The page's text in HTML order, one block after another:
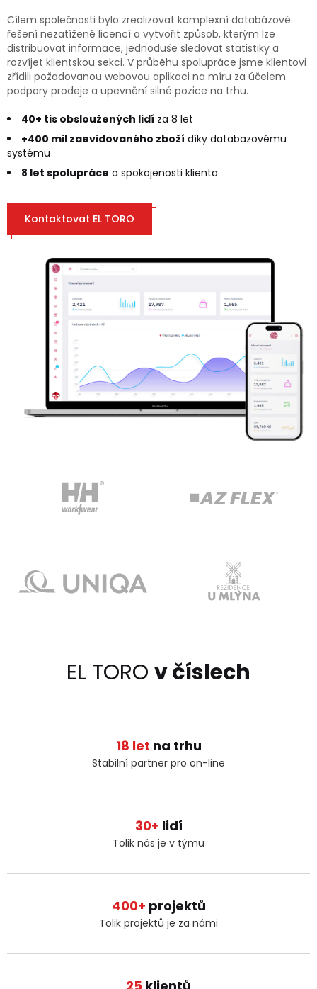
Cílem společnosti bylo zrealizovat komplexní databázové
řešení nezatížené licencí a vytvořit způsob, kterým lze
distribuovat informace, jednoduše sledovat statistiky a
rozvíjet klientskou sekci. V průběhu spolupráce jsme klientovi
zřídili požadovanou webovou aplikaci na míru za účelem
podpory prodeje a upevnění silné pozice na trhu.
40+ tis obsloužených lidí za 8 let
+400 mil zaevidovaného zboží díky databazovému
systému
8 let spolupráce a spokojenosti klienta
Kontaktovat EL TORO
EL TORO v číslech
18 let na trhu
Stabilní partner pro on-line
30+ lidí
Tolik nás je v týmu
400+ projektů
Tolik projektů je za námi